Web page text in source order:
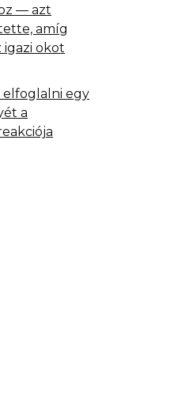
— azt
amíg
igazi okot
egy
a